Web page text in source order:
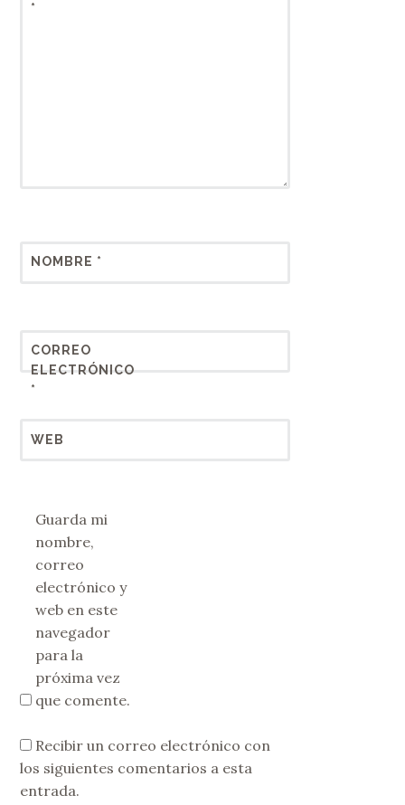
*
NOMBRE *
CORREO
ELECTRÓNICO
*
WEB
Guarda mi
nombre,
correo
electrónico y
web en este
navegador
para la
próxima vez
que comente.
Recibir un correo electrónico con
los siguientes comentarios a esta
entrada.